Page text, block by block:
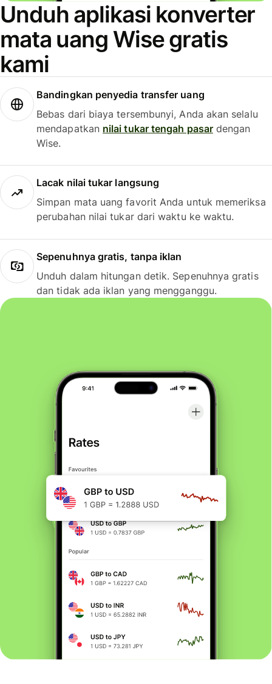
Unduh aplikasi konverter
mata uang Wise gratis
kami
Bandingkan penyedia transfer uang
Bebas dari biaya tersembunyi, Anda akan selalu
mendapatkan nilai tukar tengah pasardengan
Wise.
Lacak nilai tukar langsung
Simpan mata uang favorit Anda untuk memeriksa
perubahan nilai tukar dari waktu ke waktu.
Sepenuhnya gratis, tanpa iklan
Unduh dalam hitungan detik. Sepenuhnya gratis
dan tidak ada iklan yang mengganggu.